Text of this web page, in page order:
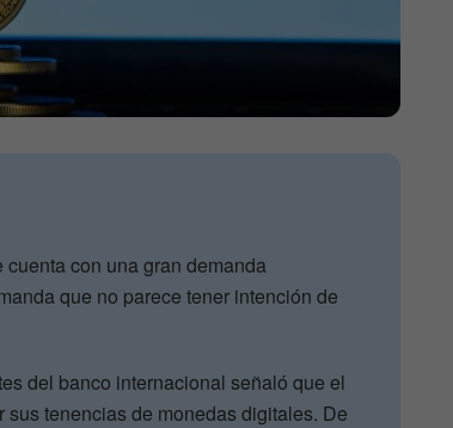
con una gran demanda
que no parece tener intención de
del banco internacional señaló que el
tenencias de monedas digitales. De